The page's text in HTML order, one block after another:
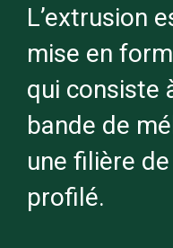
le caoutchouc
Le moulin est
cylindres
sens inverse
guides-
diriger le
entre les
L’extrusion
mise en
qui consiste
bande de
une filière
profilé.